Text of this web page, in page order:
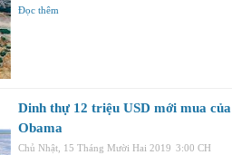
Đọc thêm
Dinh thự 12 triệu USD mới mua
Obama
Chủ Nhật, 15 Tháng Mười Hai 2019 3:00 CH